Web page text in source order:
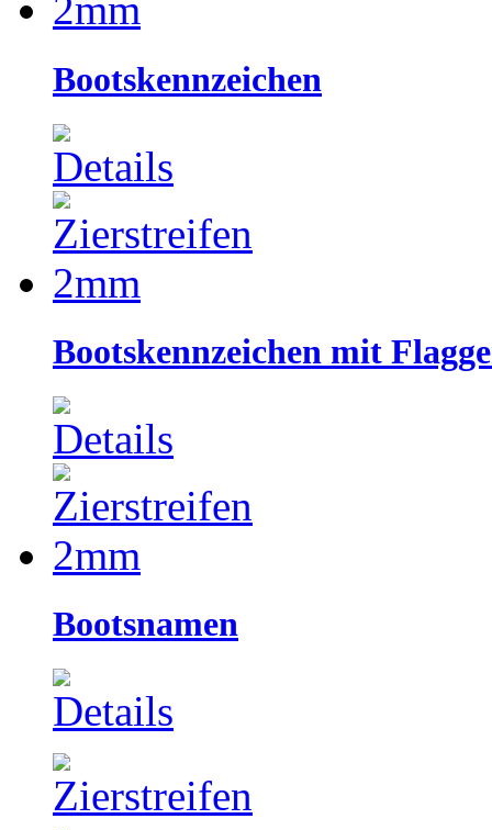
Bootskennzeichen
Bootskennzeichen mit
Bootsnamen